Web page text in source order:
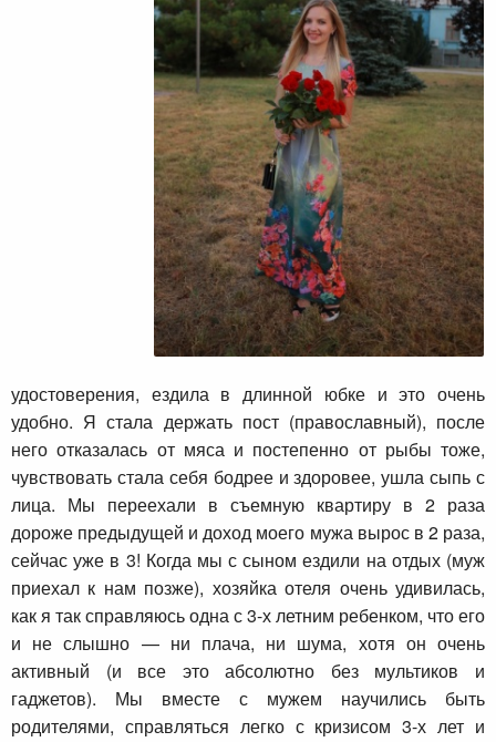
удостоверения, ездила в длинной юбке и это очень
удобно. Я стала держать пост (православный), после
него отказалась от мяса и постепенно от рыбы тоже,
чувствовать стала себя бодрее и здоровее, ушла сыпь с
лица. Мы переехали в съемную квартиру в 2 раза
дороже предыдущей и доход моего мужа вырос в 2 раза,
сейчас уже в 3! Когда мы с сыном ездили на отдых (муж
приехал к нам позже), хозяйка отеля очень удивилась,
как я так справляюсь одна с 3-х летним ребенком, что его
и не слышно — ни плача, ни шума, хотя он очень
активный (и все это абсолютно без мультиков и
гаджетов). Мы вместе с мужем научились быть
родителями, справляться легко с кризисом 3-х лет и